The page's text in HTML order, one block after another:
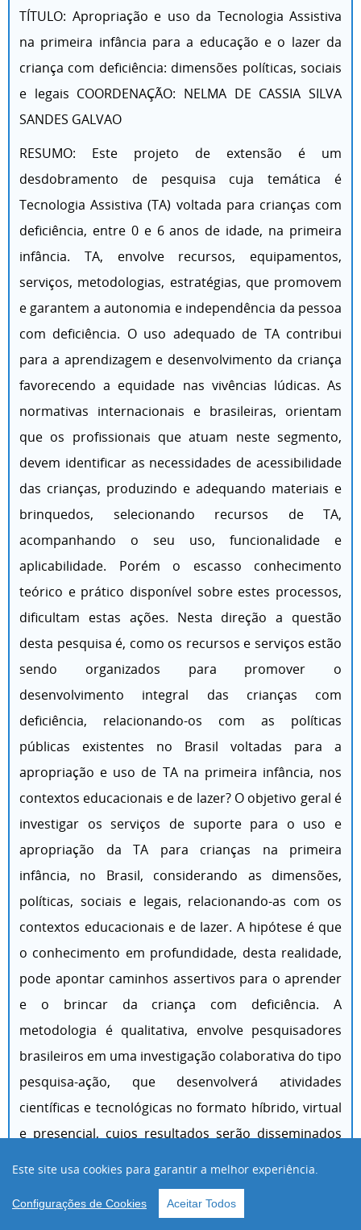
Este site usa cookies para garantir a melhor experiência.
Configurações de Cookies Aceitar Todos
TÍTULO: Apropriação e uso da Tecnologia Assistiva
na primeira infância para a educação e o lazer da
criança com deficiência: dimensões políticas, sociais
e legais COORDENAÇÃO: NELMA DE CASSIA SILVA
SANDES GALVAO
RESUMO: Este projeto de extensão é um
desdobramento de pesquisa cuja temática é
Tecnologia Assistiva (TA) voltada para crianças com
deficiência, entre 0 e 6 anos de idade, na primeira
infância. TA, envolve recursos, equipamentos,
serviços, metodologias, estratégias, que promovem
e garantem a autonomia e independência da pessoa
com deficiência. O uso adequado de TA contribui
para a aprendizagem e desenvolvimento da criança
favorecendo a equidade nas vivências lúdicas. As
normativas internacionais e brasileiras, orientam
que os profissionais que atuam neste segmento,
devem identificar as necessidades de acessibilidade
das crianças, produzindo e adequando materiais e
brinquedos, selecionando recursos de TA,
acompanhando o seu uso, funcionalidade e
aplicabilidade. Porém o escasso conhecimento
teórico e prático disponível sobre estes processos,
dificultam estas ações. Nesta direção a questão
desta pesquisa é, como os recursos e serviços estão
sendo organizados para promover o
desenvolvimento integral das crianças com
deficiência, relacionando-os com as políticas
públicas existentes no Brasil voltadas para a
apropriação e uso de TA na primeira infância, nos
contextos educacionais e de lazer? O objetivo geral é
investigar os serviços de suporte para o uso e
apropriação da TA para crianças na primeira
infância, no Brasil, considerando as dimensões,
políticas, sociais e legais, relacionando-as com os
contextos educacionais e de lazer. A hipótese é que
o conhecimento em profundidade, desta realidade,
pode apontar caminhos assertivos para o aprender
e o brincar da criança com deficiência. A
metodologia é qualitativa, envolve pesquisadores
brasileiros em uma investigação colaborativa do tipo
pesquisa-ação, que desenvolverá atividades
científicas e tecnológicas no formato híbrido, virtual
e presencial, cujos resultados serão disseminados